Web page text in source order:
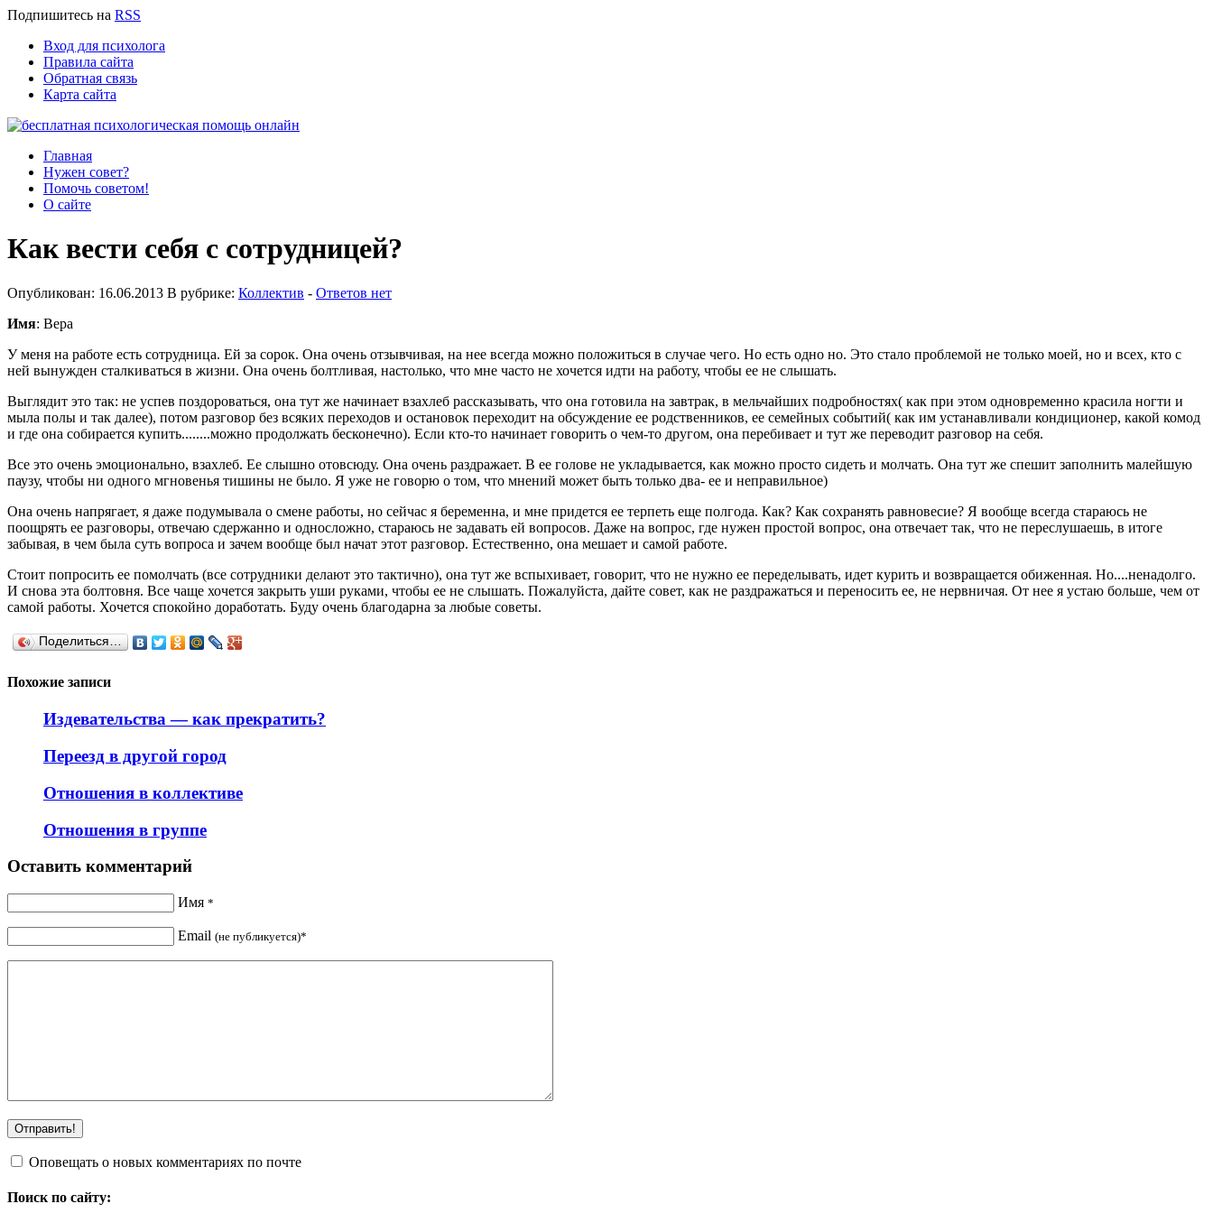
Подпишитесь на RSS
Вход для психолога
Правила сайта
Обратная связь
Карта сайта
Главная
Нужен совет?
Помочь советом!
О сайте
Как вести себя с сотрудницей?
Опубликован: 16.06.2013 В рубрике: Коллектив - Ответов нет
Имя: Вера
У меня на работе есть сотрудница. Ей за сорок. Она очень отзывчивая, на нее всегда можно положиться в случае чего. Но есть одно но. Это стало проблемой не только моей, но и всех, кто с
ней вынужден сталкиваться в жизни. Она очень болтливая, настолько, что мне часто не хочется идти на работу, чтобы ее не слышать.
Выглядит это так: не успев поздороваться, она тут же начинает взахлеб рассказывать, что она готовила на завтрак, в мельчайших подробностях( как при этом одновременно красила ногти и
мыла полы и так далее), потом разговор без всяких переходов и остановок переходит на обсуждение ее родственников, ее семейных событий( как им устанавливали кондиционер, какой комод
и где она собирается купить........можно продолжать бесконечно). Если кто-то начинает говорить о чем-то другом, она перебивает и тут же переводит разговор на себя.
Все это очень эмоционально, взахлеб. Ее слышно отовсюду. Она очень раздражает. В ее голове не укладывается, как можно просто сидеть и молчать. Она тут же спешит заполнить малейшую
паузу, чтобы ни одного мгновенья тишины не было. Я уже не говорю о том, что мнений может быть только два- ее и неправильное)
Она очень напрягает, я даже подумывала о смене работы, но сейчас я беременна, и мне придется ее терпеть еще полгода. Как? Как сохранять равновесие? Я вообще всегда стараюсь не
поощрять ее разговоры, отвечаю сдержанно и односложно, стараюсь не задавать ей вопросов. Даже на вопрос, где нужен простой вопрос, она отвечает так, что не переслушаешь, в итоге
забывая, в чем была суть вопроса и зачем вообще был начат этот разговор. Естественно, она мешает и самой работе.
Стоит попросить ее помолчать (все сотрудники делают это тактично), она тут же вспыхивает, говорит, что не нужно ее переделывать, идет курить и возвращается обиженная. Но....ненадолго.
И снова эта болтовня. Все чаще хочется закрыть уши руками, чтобы ее не слышать. Пожалуйста, дайте совет, как не раздражаться и переносить ее, не нервничая. От нее я устаю больше, чем от
самой работы. Хочется спокойно доработать. Буду очень благодарна за любые советы.
Поделиться…
Похожие записи
Издевательства — как прекратить?
Переезд в другой город
Отношения в коллективе
Отношения в группе
Оставить комментарий
Имя *
Email (не публикуется)*
Оповещать о новых комментариях по почте
Поиск по сайту: